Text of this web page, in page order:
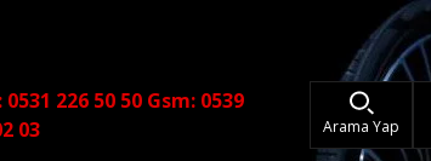
0531 226 50 50 Gsm: 0539
03
Arama Yap